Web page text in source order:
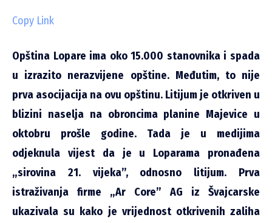
Copy Link
Opština Lopare ima oko 15.000 stanovnika i spada
u izrazito nerazvijene opštine. Međutim, to nije
prva asocijacija na ovu opštinu. Litijum je otkriven u
blizini naselja na obroncima planine Majevice u
oktobru prošle godine. Tada je u medijima
odjeknula vijest da je u Loparama pronađena
„sirovina 21. vijeka”, odnosno litijum. Prva
istraživanja firme „Ar Core” AG iz Švajcarske
ukazivala su kako je vrijednost otkrivenih zaliha